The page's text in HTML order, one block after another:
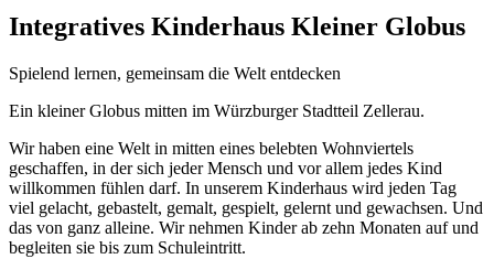
Integratives Kinderhaus Kleiner Globus
Spielend lernen, gemeinsam die Welt entdecken
Ein kleiner Globus mitten im Würzburger Stadtteil Zellerau.
Wir haben eine Welt in mitten eines belebten Wohnviertels
geschaffen, in der sich jeder Mensch und vor allem jedes Kind
willkommen fühlen darf. In unserem Kinderhaus wird jeden Tag
viel gelacht, gebastelt, gemalt, gespielt, gelernt und gewachsen. Und
das von ganz alleine. Wir nehmen Kinder ab zehn Monaten auf und
begleiten sie bis zum Schuleintritt.